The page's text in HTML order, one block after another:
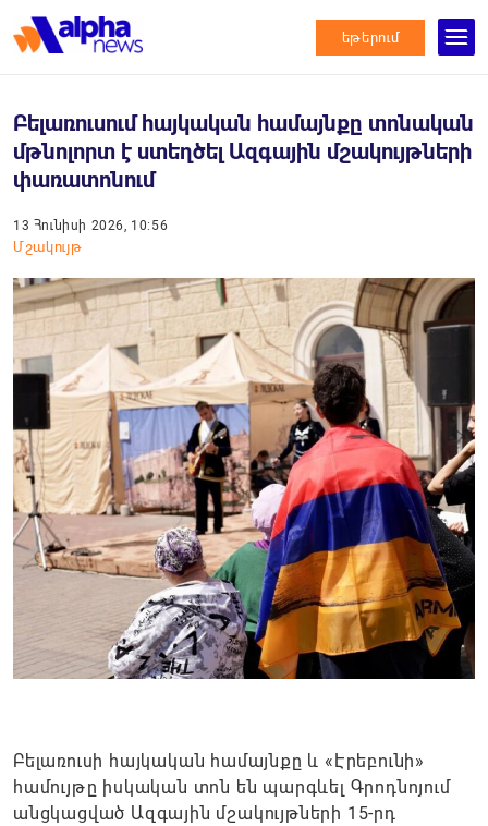
եթերում
Բելառուսում հայկական համայնքը տոնական
մթնոլորտ է ստեղծել Ազգային մշակույթների
փառատոնում
13 Հունիսի 2026, 10:56
Մշակույթ
Բելառուսի հայկական համայնքը և «Էրեբունի»
համույթը իսկական տոն են պարգևել Գրոդնոյում
անցկացված Ազգային մշակույթների 15-րդ